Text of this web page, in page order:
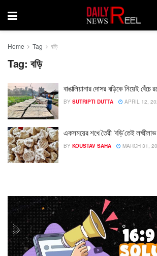
Home Tag বড়ি
Tag: বড়ি
বাঙালিয়ানার দোসর বড়িকে নিয়েই বেঁচে
BY SUTRIPTI DUTTA APRIL 12,
একসময়ের শখে তৈরী ‘বড়ি’তেই লক্ষ্মীলাভ
BY KOUSTAV SAHA MARCH 31,